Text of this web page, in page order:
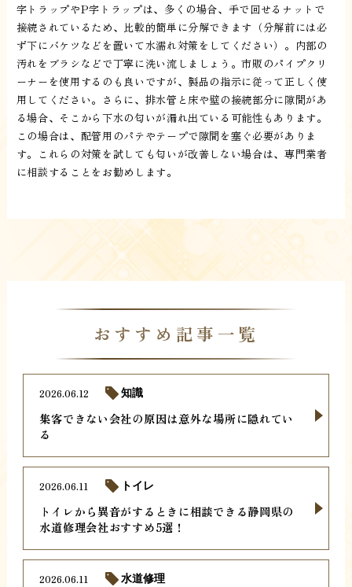
字トラップやP字トラップは、多くの場合、手で回せるナットで
接続されているため、比較的簡単に分解できます（分解前には必
ず下にバケツなどを置いて水濡れ対策をしてください）。内部の
汚れをブラシなどで丁寧に洗い流しましょう。市販のパイプクリ
ーナーを使用するのも良いですが、製品の指示に従って正しく使
用してください。さらに、排水管と床や壁の接続部分に隙間があ
る場合、そこから下水の匂いが漏れ出ている可能性もあります。
この場合は、配管用のパテやテープで隙間を塞ぐ必要がありま
す。これらの対策を試しても匂いが改善しない場合は、専門業者
に相談することをお勧めします。
おすすめ記事一覧
集客できない会社の原因は意外な場所に隠れてい
る
2026.06.12 知識
トイレから異音がするときに相談できる静岡県の
水道修理会社おすすめ5選！
2026.06.11 トイレ
2026.06.11 水道修理